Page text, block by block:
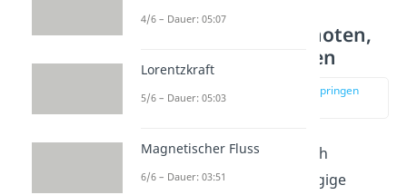
Graphentheorie: Knoten,
Zweige und Maschen
zur Stelle im Video springen
(01:44)
Wie du siehst ist es ziemlich
umständlich, linear abhängige
4/6 – Dauer: 05:07
Lorentzkraft
5/6 – Dauer: 05:03
Magnetischer Fluss
6/6 – Dauer: 03:51